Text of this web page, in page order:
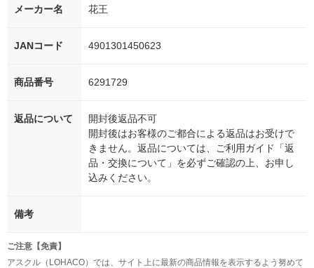
メーカー名 花王
JANコード 4901301450623
商品番号 6291729
返品について
開封後返品不可
開封後はお客様のご都合による返品はお受けで
きません。返品については、ご利用ガイド「返
品・交換について」を必ずご確認の上、お申し
込みください。
備考
ご注意【免責】
アスクル（LOHACO）では、サイト上に最新の商品情報を表示するよう努めて